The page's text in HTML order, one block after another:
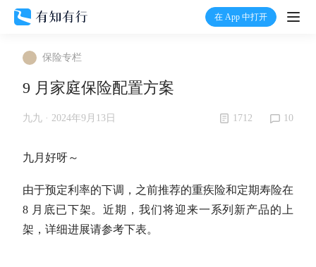
在 App 中打开
打
温度计
保险专栏
9 月家庭保险配置方案
九九 · 2024年9月13日 1712 10
九月好呀～
由于预定利率的下调，之前推荐的重疾险和定期寿险在
8 月底已下架。近期，我们将迎来一系列新产品的上
架，详细进展请参考下表。